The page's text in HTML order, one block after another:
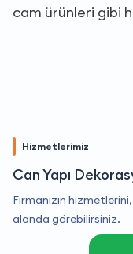
cam ürünleri gibi
Hizmetlerimiz
Can Yapı
Firmanızın
alanda görebilirsiniz.